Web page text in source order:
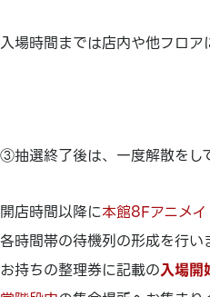
入場時間までは店内や他フロア
③抽選終了後は、一度解散をし
開店時間以降に本館8Fアニメ
各時間帯の待機列の形成を行い
お持ちの整理券に記載の入場開